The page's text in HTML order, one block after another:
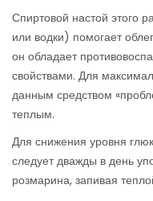
Спиртовой настой этого
или водки) помогает
он обладает
свойствами. Для
данным средством
теплым.
Для снижения уровня
следует дважды в день
розмарина, запивая